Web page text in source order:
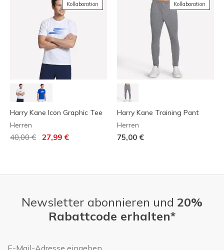
Kollaboration
Harry Kane Icon Graphic Tee
Herren
Reduziert von
40,00 € auf
27,99 €
Kollaboration
Harry Kane Training Pant
Herren
75,00 €
Newsletter abonnieren und 20%
Rabattcode erhalten*
E-Mail-Adresse